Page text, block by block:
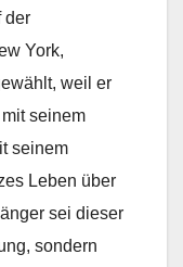
der
York,
weil er
seinem
seinem
Leben über
sei dieser
sondern